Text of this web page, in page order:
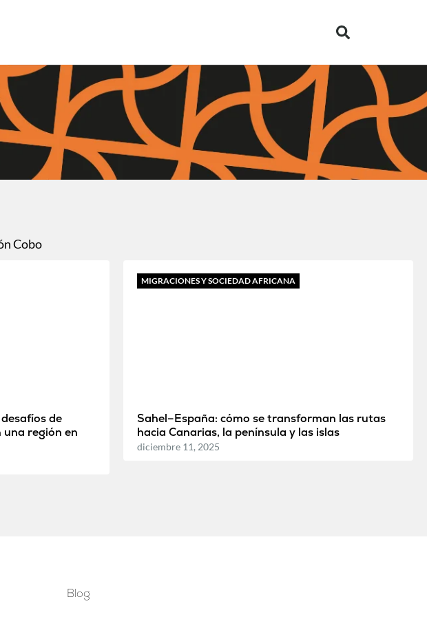
Cobo
de
una región en
MIGRACIONES Y SOCIEDAD AFRICANA
Sahel–España: cómo se transforman las rutas
hacia Canarias, la península y las islas
diciembre 11, 2025
Blog